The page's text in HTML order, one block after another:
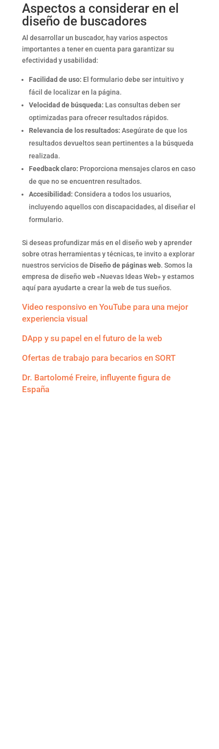
Aspectos a considerar en el
diseño de buscadores
Al desarrollar un buscador, hay varios aspectos
importantes a tener en cuenta para garantizar su
efectividad y usabilidad:
Facilidad de uso: El formulario debe ser intuitivo y
fácil de localizar en la página.
Velocidad de búsqueda: Las consultas deben ser
optimizadas para ofrecer resultados rápidos.
Relevancia de los resultados: Asegúrate de que los
resultados devueltos sean pertinentes a la búsqueda
realizada.
Feedback claro: Proporciona mensajes claros en caso
de que no se encuentren resultados.
Accesibilidad: Considera a todos los usuarios,
incluyendo aquellos con discapacidades, al diseñar el
formulario.
Si deseas profundizar más en el diseño web y aprender
sobre otras herramientas y técnicas, te invito a explorar
nuestros servicios de Diseño de páginas web. Somos la
empresa de diseño web «Nuevas Ideas Web» y estamos
aquí para ayudarte a crear la web de tus sueños.
Video responsivo en YouTube para una mejor
experiencia visual
DApp y su papel en el futuro de la web
Ofertas de trabajo para becarios en SORT
Dr. Bartolomé Freire, influyente figura de
España